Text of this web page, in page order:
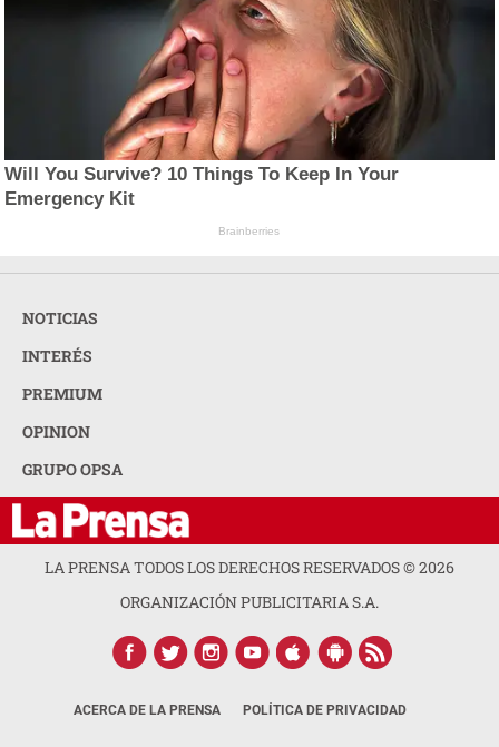
Will You Survive? 10 Things To Keep In Your
Emergency Kit
Brainberries
NOTICIAS
INTERÉS
PREMIUM
OPINION
GRUPO OPSA
LA PRENSA TODOS LOS DERECHOS RESERVADOS ©2026
ORGANIZACIÓN PUBLICITARIA S.A.
ACERCA DE LA PRENSA POLÍTICA DE PRIVACIDAD